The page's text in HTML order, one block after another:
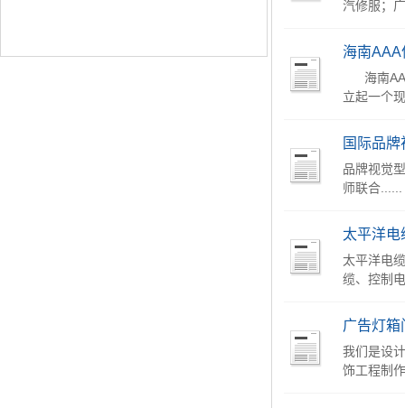
汽修服；
海南AAA
海南AAA
立起一个
国际品
品牌视觉
师联合......
太平洋电
太平洋电
缆、控制
广告灯箱
我们是设
饰工程制